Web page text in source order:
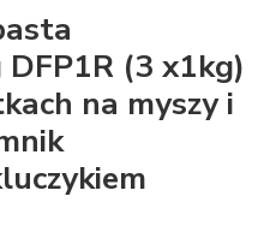
(3 x1kg)
na myszy i